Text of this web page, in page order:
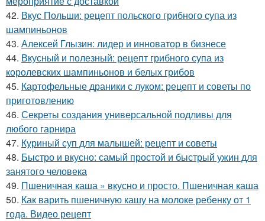
42. Вкус Польши: рецепт польского грибного супа из
шампиньонов
43. Алексей Глызин: лидер и инноватор в бизнесе
44. Вкусный и полезный: рецепт грибного супа из
королевских шампиньонов и белых грибов
45. Картофельные драники с луком: рецепт и советы по
приготовлению
46. Секреты создания универсальной подливы для
любого гарнира
47. Куриный суп для малышей: рецепт и советы
48. Быстро и вкусно: самый простой и быстрый ужин для
занятого человека
49. Пшеничная каша » вкусно и просто. Пшеничная каша
50. Как варить пшеничную кашу на молоке ребенку от 1
года. Видео рецепт